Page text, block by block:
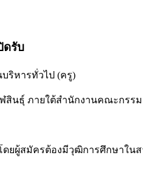
ดรับ
ริหารทั่วไป (ครู)
สินธุ์ ภายใต้สำนักงานคณะกรร
ยผู้สมัครต้องมีวุฒิการศึกษาใน